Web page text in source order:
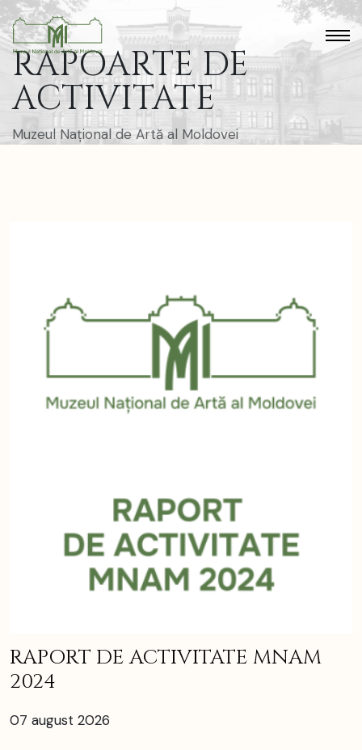
RAPOARTE DE
ACTIVITATE
Muzeul Național de Artă al Moldovei
RAPORT DE ACTIVITATE MNAM
2024
07 august 2026